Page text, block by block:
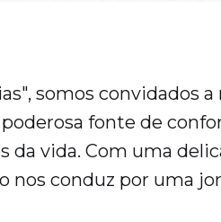
somos convidados
fonte de
da vida. Com uma
nos conduz por uma